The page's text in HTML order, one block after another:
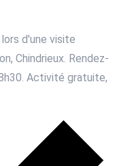
d'une visite
Chindrieux. Rendez-
Activité gratuite,